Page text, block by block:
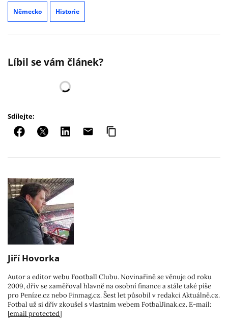
Německo Historie
Líbil se vám článek?
Sdílejte:
Jiří Hovorka
Autor a editor webu Football Clubu. Novinařině se věnuje od roku
2009, dřív se zaměřoval hlavně na osobní finance a stále také píše
pro Peníze.cz nebo Finmag.cz. Šest let působil v redakci Aktuálně.cz.
Fotbal už si dřív zkoušel s vlastním webem FotbalJinak.cz. E-mail:
[email protected]